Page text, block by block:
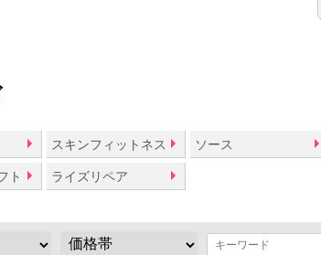
スキンフィットネス ソース
ト ライズリペア